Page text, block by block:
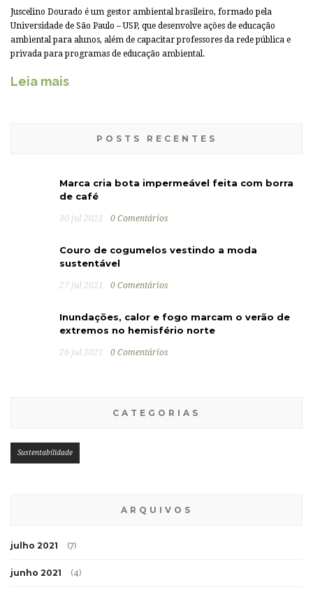
Juscelino Dourado é um gestor ambiental brasileiro, formado pela
Universidade de São Paulo – USP, que desenvolve ações de educação
ambiental para alunos, além de capacitar professores da rede pública e
privada para programas de educação ambiental.
Leia mais
POSTS RECENTES
Marca cria bota impermeável feita com borra
de café
30 jul 2021 0 Comentários
Couro de cogumelos vestindo a moda
sustentável
27 jul 2021 0 Comentários
Inundações, calor e fogo marcam o verão de
extremos no hemisfério norte
26 jul 2021 0 Comentários
CATEGORIAS
Sustentabilidade
ARQUIVOS
julho 2021 (7)
junho 2021 (4)